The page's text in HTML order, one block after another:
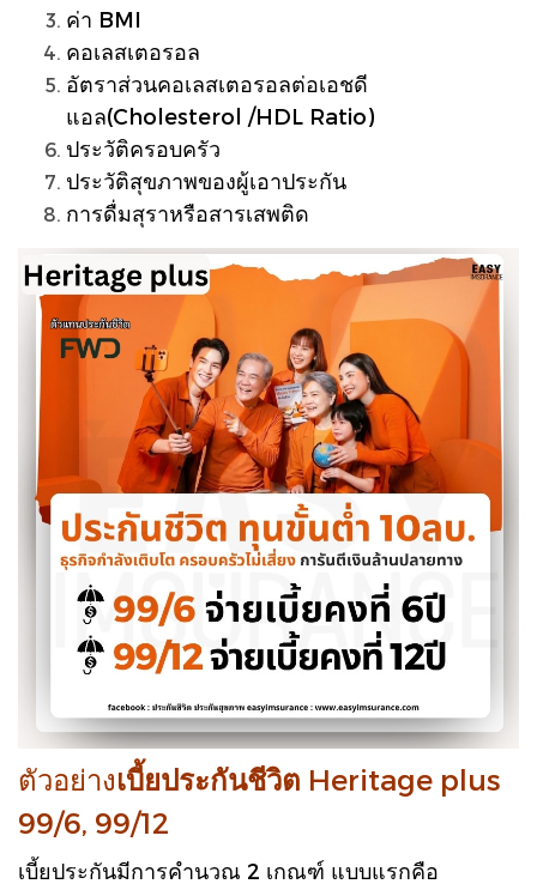
ค่า BMI
คอเลสเตอรอล
อัตราส่วนคอเลสเตอรอลต่อเอชดี
แอล(Cholesterol /HDL Ratio)
ประวัติครอบครัว
ประวัติสุขภาพของผู้เอาประกัน
การดื่มสุราหรือสารเสพติด
ตัวอย่างเบี้ยประกันชีวิต Heritage plus
99/6, 99/12
เบี้ยประกันมีการคำนวณ 2 เกณฑ์ แบบแรกคือ